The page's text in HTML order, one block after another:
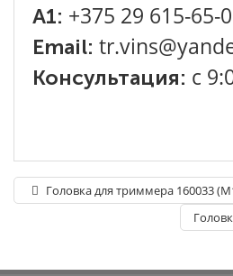
A1: +375 29 615-65-
Email:
Консультация: с
Головка для триммера 160033